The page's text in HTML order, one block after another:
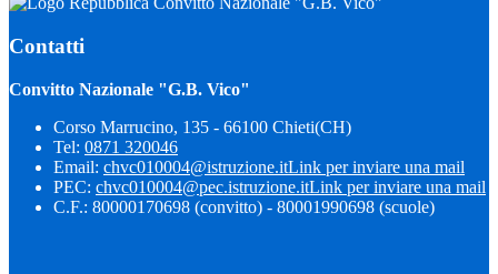
Contatti
Convitto Nazionale "G.B. Vico"
Corso Marrucino, 135 - 66100 Chieti(CH)
Tel: 0871 320046
Email: chvc010004@istruzione.itLink per inviare una mail
PEC: chvc010004@pec.istruzione.itLink per inviare una mail
C.F.: 80000170698 (convitto) - 80001990698 (scuole)